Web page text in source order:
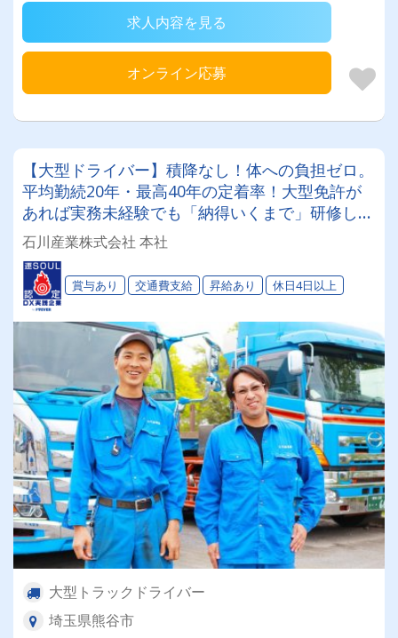
求人内容を見る
オンライン応募
【大型ドライバー】積降なし！体への負担ゼロ。
平均勤続20年・最高40年の定着率！大型免許が
あれば実務未経験でも「納得いくまで」研修しま
す！
石川産業株式会社 本社
賞与あり 交通費支給 昇給あり 休日4日以上
大型トラックドライバー
埼玉県熊谷市